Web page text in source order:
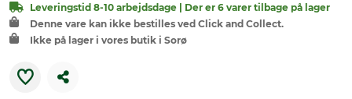
Leveringstid 8-10 arbejdsdage | Der er 6 varer tilbage på lager
Denne vare kan ikke bestilles ved Click and Collect.
Ikke på lager i vores butik i Sorø